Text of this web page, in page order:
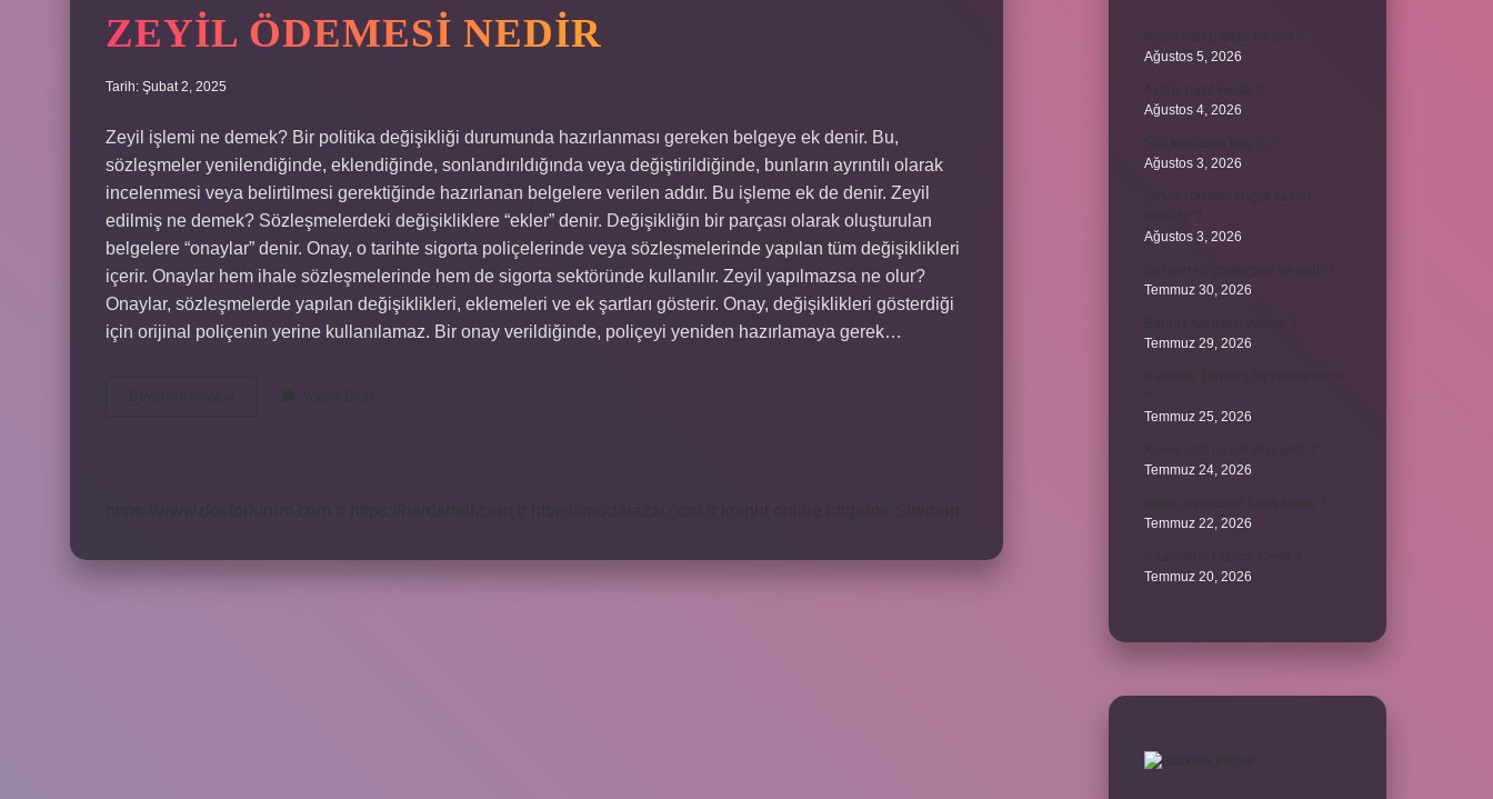
ZEYIL ÖDEMESI NEDIR
Tarih: Şubat 2, 2025
Zeyil işlemi ne demek? Bir politika değişikliği durumunda hazırlanması gereken belgeye ek denir. Bu,
sözleşmeler yenilendiğinde, eklendiğinde, sonlandırıldığında veya değiştirildiğinde, bunların ayrıntılı olarak
incelenmesi veya belirtilmesi gerektiğinde hazırlanan belgelere verilen addır. Bu işleme ek de denir. Zeyil
edilmiş ne demek? Sözleşmelerdeki değişikliklere “ekler” denir. Değişikliğin bir parçası olarak oluşturulan
belgelere “onaylar” denir. Onay, o tarihte sigorta poliçelerinde veya sözleşmelerinde yapılan tüm değişiklikleri
içerir. Onaylar hem ihale sözleşmelerinde hem de sigorta sektöründe kullanılır. Zeyil yapılmazsa ne olur?
Onaylar, sözleşmelerde yapılan değişiklikleri, eklemeleri ve ek şartları gösterir. Onay, değişiklikleri gösterdiği
için orijinal poliçenin yerine kullanılamaz. Bir onay verildiğinde, poliçeyi yeniden hazırlamaya gerek…
https://www.doktorforum.com.tr
Ağustos 5, 2026
Ağustos 4, 2026
Ağustos 3, 2026
Ağustos 3, 2026
Temmuz 30, 2026
Temmuz 29, 2026
Temmuz 25, 2026
Temmuz 24, 2026
Temmuz 22, 2026
Temmuz 20, 2026